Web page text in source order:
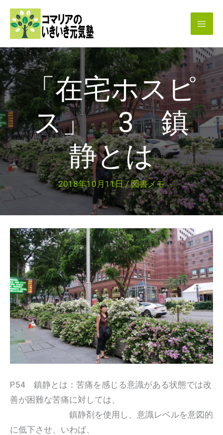
ス
キ
ッ
プ
「在宅ホスピ
ス」 3 鎮
静とは
2018年10月11日/図書メモ
P.54 鎮静とは：苦痛を感じる意識がある状態では改
善が困難な苦痛に対しては、
鎮静剤を使用し、意識レベルを意図的
に低下させ、いわば、